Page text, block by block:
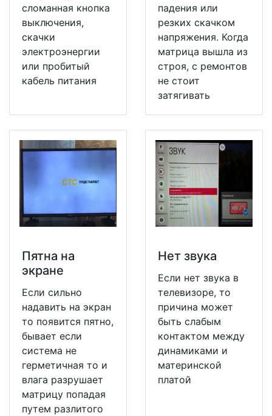
сломанная кнопка
выключения,
скачки
электроэнергии
или пробитый
кабель питания
падения или
резких скачком
напряжения. Когда
матрица вышла из
строя, с ремонтов
не стоит
затягивать
Пятна на
экране
Если сильно
надавить на экран
то появится пятно,
бывает если
система не
герметичная то и
влага разрушает
матрицу попадая
путем разлитого
Нет звука
Если нет звука в
телевизоре, то
причина может
быть слабым
контактом между
динамиками и
материнской
платой